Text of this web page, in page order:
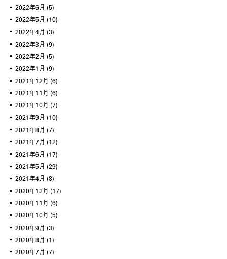
2022年6月 (5)
2022年5月 (10)
2022年4月 (3)
2022年3月 (9)
2022年2月 (5)
2022年1月 (9)
2021年12月 (6)
2021年11月 (6)
2021年10月 (7)
2021年9月 (10)
2021年8月 (7)
2021年7月 (12)
2021年6月 (17)
2021年5月 (29)
2021年4月 (8)
2020年12月 (17)
2020年11月 (6)
2020年10月 (5)
2020年9月 (3)
2020年8月 (1)
2020年7月 (7)